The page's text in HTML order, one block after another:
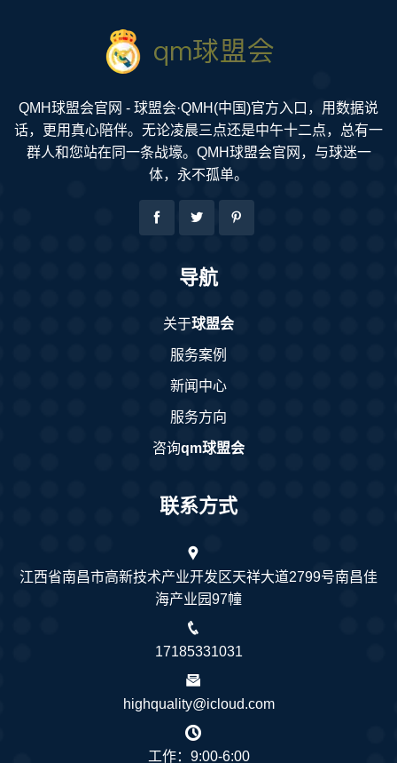
QMH球盟会官网 - 球盟会·QMH(中国)官方入口，用数据说
话，更用真心陪伴。无论凌晨三点还是中午十二点，总有一
群人和您站在同一条战壕。QMH球盟会官网，与球迷一
体，永不孤单。
导航
关于球盟会
服务案例
新闻中心
服务方向
咨询qm球盟会
联系方式
江西省南昌市高新技术产业开发区天祥大道2799号南昌佳
海产业园97幢
17185331031
highquality@icloud.com
工作：9:00-6:00